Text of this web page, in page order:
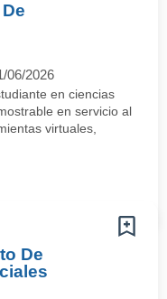
06/2026
en ciencias
en servicio al
virtuales,
De